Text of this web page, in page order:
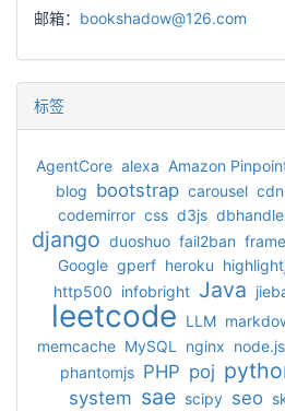
邮箱： bookshadow@126.com
标签
AgentCore alexa Amazon
blog bootstrap carousel cdn
codemirror css d3js
django duoshuo fail2ban
Google gperf heroku
http500 infobright Java
leetcode LLM
memcache MySQL nginx node.js
phantomjs PHP poj
system sae scipy seo